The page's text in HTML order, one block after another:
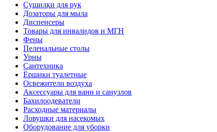
Сушилки для рук
Дозаторы для мыла
Диспенсеры
Товары для инвалидов и МГН
Фены
Пеленальные столы
Урны
Сантехника
Ёршики туалетные
Освежители воздуха
Аксессуары для ванн и санузлов
Бахилоодеватели
Расходные материалы
Ловушки для насекомых
Оборудование для уборки